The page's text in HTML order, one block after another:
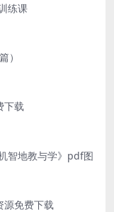
练课
）
下载
智地教与学》pdf图
源免费下载